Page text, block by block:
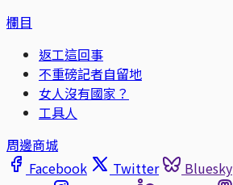
欄目
返工這回事
不重磅記者自留地
女人沒有國家？
工具人
周邊商城
Facebook
Twitter Bluesky